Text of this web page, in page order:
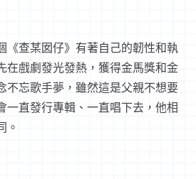
《查某囡仔》有著自己的韌性和執
在戲劇發光發熱，獲得金馬獎和金
不忘歌手夢，雖然這是父親不想要
一直發行專輯、一直唱下去，他相
。